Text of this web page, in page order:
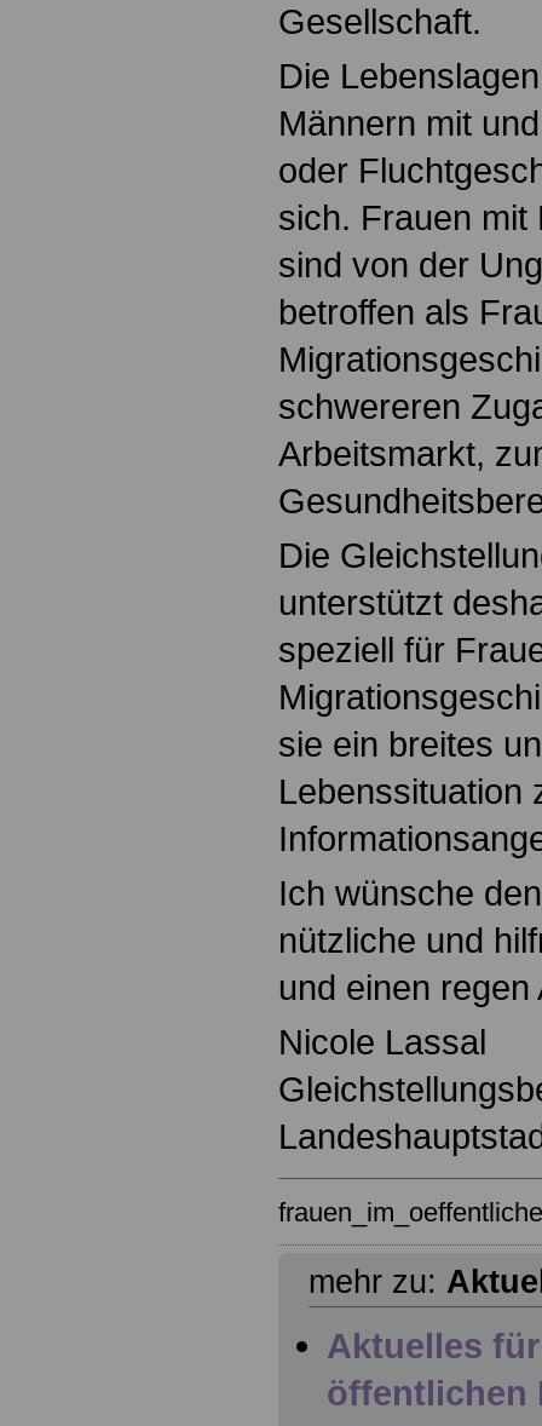
Gesellschaft.
Die
Männern mit
oder
sich. Frauen mit
sind von der
betroffen als
schwereren
Arbeitsmarkt,
Die
unterstützt
speziell für
sie ein breites
Lebenssituation
Ich wünsche
nützliche und
und einen regen
Nicole Lassal
mehr zu:
Aktuelles
öffentlichen